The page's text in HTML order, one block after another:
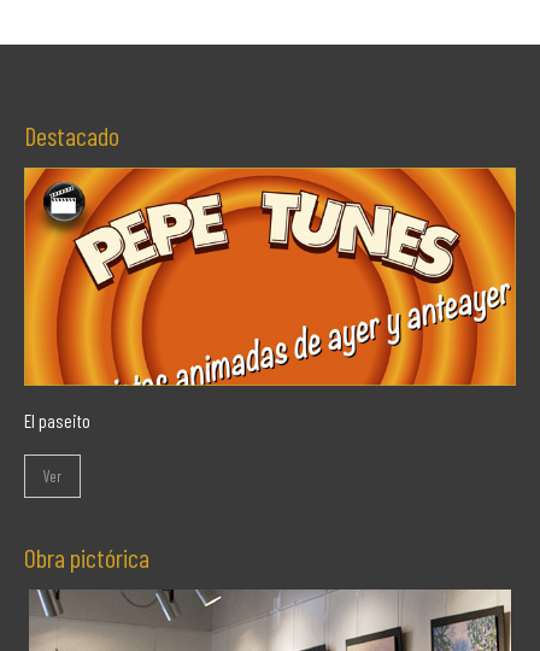
Destacado
El paseito
Ver
Obra pictórica